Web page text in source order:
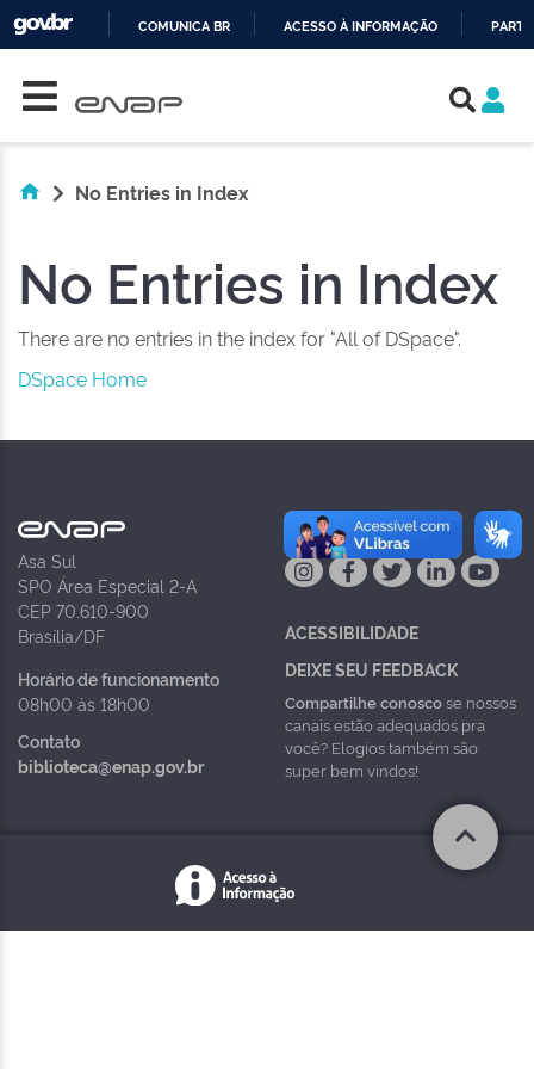
COMUNICA BR ACESSO À INFORMAÇÃO
No Entries in Index
No Entries in Index
There are no entries in the index for "All of DSpace".
DSpace Home
Asa Sul
SPO Área Especial 2-A
CEP 70.610-900
Brasília/DF
Horário de funcionamento
08h00 às 18h00
Contato
biblioteca@enap.gov.br
NAS REDES
ACESSIBILIDADE
DEIXE SEU FEEDBACK
Compartilhe conoscose nossos
canais estão adequados pra
você? Elogios também são
super bem vindos!